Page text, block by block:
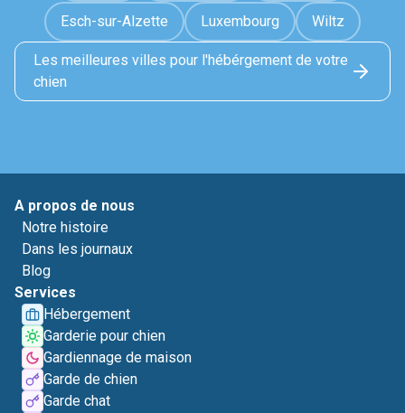
Esch-sur-Alzette Luxembourg Wiltz
Les meilleures villes pour l'hébérgement de votre
chien
A propos de nous
Notre histoire
Dans les journaux
Blog
Services
Hébergement
Garderie pour chien
Gardiennage de maison
Garde de chien
Garde chat